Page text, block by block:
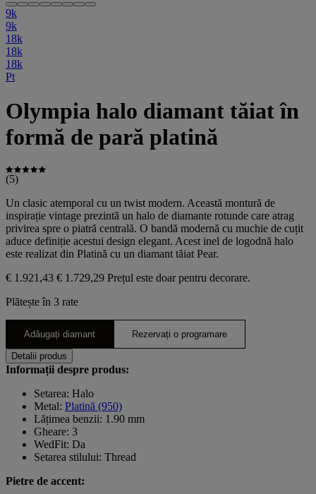
9k
9k
18k
18k
18k
Pt
Olympia halo diamant tăiat în
formă de pară platină
(5)
Un clasic atemporal cu un twist modern. Această montură de
inspirație vintage prezintă un halo de diamante rotunde care atrag
privirea spre o piatră centrală. O bandă modernă cu muchie de cuțit
aduce definiție acestui design elegant. Acest inel de logodnă halo
este realizat din Platină cu un diamant tăiat Pear.
€ 1.921,43 € 1.729,29 Prețul este doar pentru decorare.
Plătește în 3 rate
Adăugați diamant Rezervați o programare
Detalii produs
Informații despre produs:
Setarea: Halo
Metal: Platină (950)
Lățimea benzii: 1.90 mm
Gheare: 3
WedFit: Da
Setarea stilului: Thread
Pietre de accent: